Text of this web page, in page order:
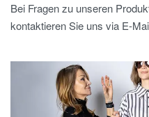
Bei Fragen zu unseren
kontaktieren Sie uns via E-